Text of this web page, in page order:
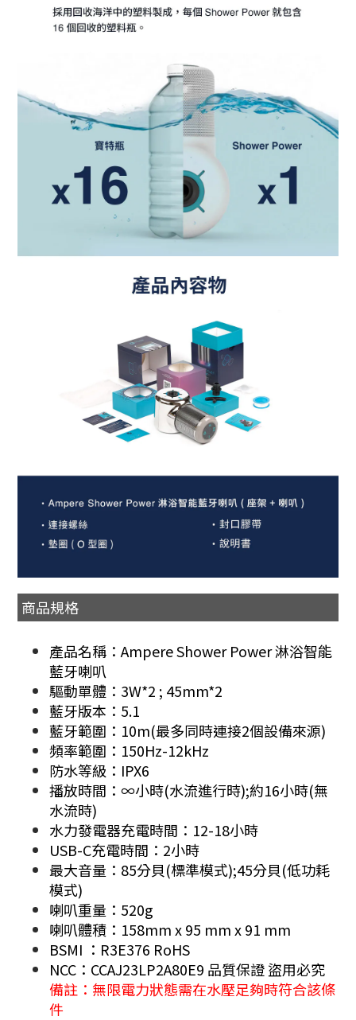
商品規格
產品名稱：Ampere Shower Power 淋浴智能
藍牙喇叭
驅動單體：3W*2 ; 45mm*2
藍牙版本：5.1
藍牙範圍：10m(最多同時連接2個設備來源)
頻率範圍：150Hz-12kHz
防水等級：IPX6
播放時間：∞小時(水流進行時);約16小時(無
水流時)
水力發電器充電時間：12-18小時
USB-C充電時間：2小時
最大音量：85分貝(標準模式);45分貝(低功耗
模式)
喇叭重量：520g
喇叭體積：158mm x 95 mm x 91 mm
BSMI ：R3E376 RoHS
NCC：CCAJ23LP2A80E9 品質保證 盜用必究
備註：無限電力狀態需在水壓足夠時符合該條
件